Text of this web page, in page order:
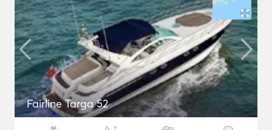
Fairline Targa 52